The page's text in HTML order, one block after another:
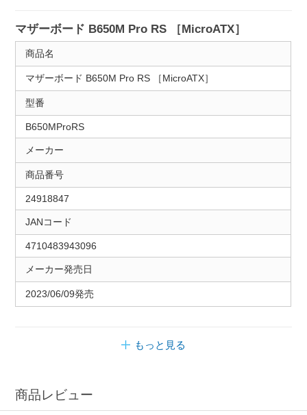
マザーボード B650M Pro RS ［MicroATX］
商品名
マザーボード B650M Pro RS ［MicroATX］
型番
B650MProRS
メーカー
商品番号
24918847
JANコード
4710483943096
メーカー発売日
2023/06/09発売
もっと見る
商品レビュー